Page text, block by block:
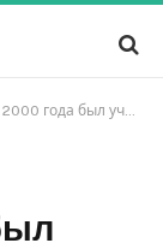
культуры Республики Ингушетия (с 15 мая 2008 года — Археологический центр имени Е. И. Крупнова)